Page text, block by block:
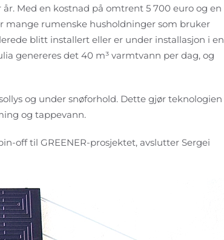
Med en kostnad på omtrent 5 700 euro og en
mange rumenske husholdninger som bruker
blitt installert eller er under installasjon i en
genereres det 40 m³ varmtvann per dag, og
og under snøforhold. Dette gjør teknologien
og tappevann.
off til GREENER-prosjektet, avslutter Sergei